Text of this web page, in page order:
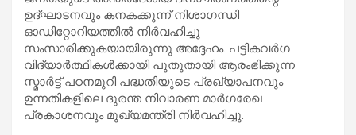
ഉദ്ഘാടനവും കനകക്കുന്ന് നിശാഗന്ധി
ഓഡിറ്റോറിയത്തിൽ നിർവഹിച്ചു
സംസാരിക്കുകയായിരുന്നു അദ്ദേഹം. പട്ടികവർഗ
വിദ്യാർത്ഥികൾക്കായി പുതുതായി ആരംഭിക്കുന്ന
സ്മാർട്ട് പഠനമുറി പദ്ധതിയുടെ പ്രഖ്യാപനവും
ഉന്നതികളിലെ ദുരന്ത നിവാരണ മാർഗരേഖ
പ്രകാശനവും മുഖ്യമന്ത്രി നിർവഹിച്ചു.